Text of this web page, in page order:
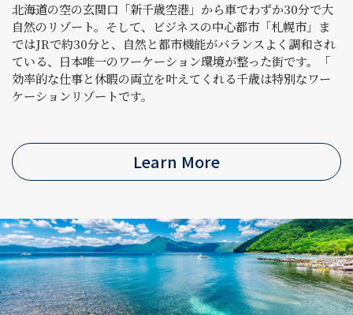
北海道の空の玄関口「新千歳空港」から車でわずか30分で大
自然のリゾート。そして、ビジネスの中心都市「札幌市」ま
ではJRで約30分と、自然と都市機能がバランスよく調和され
ている、日本唯一のワーケーション環境が整った街です。「
効率的な仕事と休暇の両立を叶えてくれる千歳は特別なワー
ケーションリゾートです。
Learn More